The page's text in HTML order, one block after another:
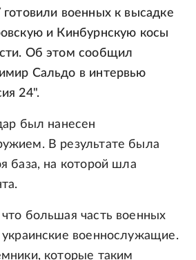
военных к высадке
и Кинбурнскую косы
Об этом сообщил
Сальдо в интервью
24".
был нанесен
В результате была
база, на которой шла
большая часть военных
военнослужащие.
которые таким